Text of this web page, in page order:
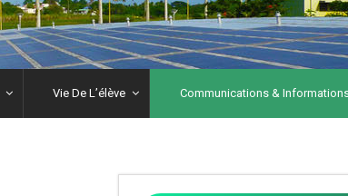
Vie De L’élève Communications &